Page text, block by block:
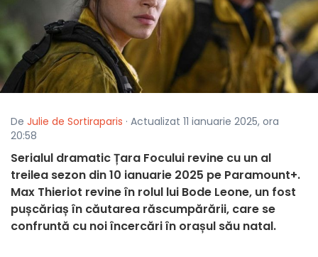
De Julie de Sortiraparis · Actualizat 11 ianuarie 2025, ora
20:58
Serialul dramatic Țara Focului revine cu un al
treilea sezon din 10 ianuarie 2025 pe Paramount+.
Max Thieriot revine în rolul lui Bode Leone, un fost
pușcăriaș în căutarea răscumpărării, care se
confruntă cu noi încercări în orașul său natal.